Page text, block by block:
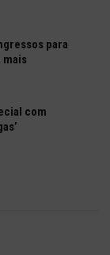
para
mais
com